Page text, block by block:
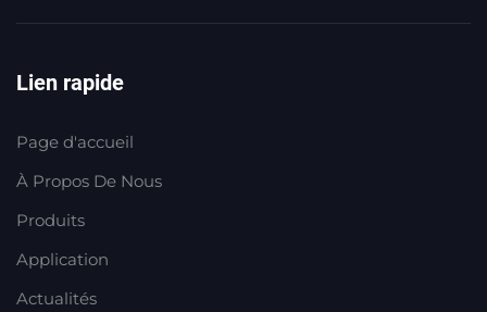
Lien rapide
Page d'accueil
À Propos De Nous
Produits
Application
Actualités